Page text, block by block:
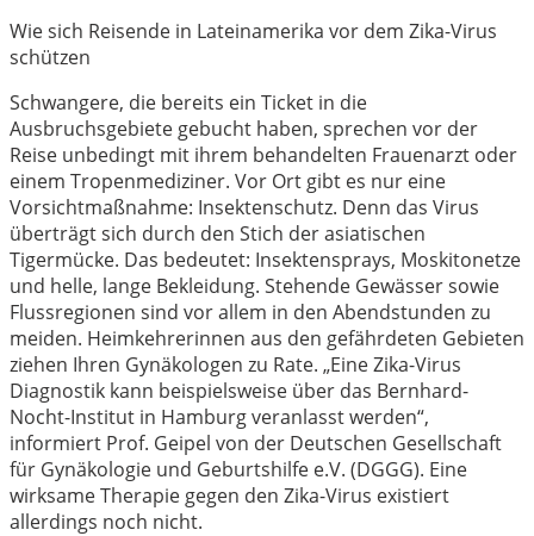
Wie sich Reisende in Lateinamerika vor dem Zika-Virus
schützen
Schwangere, die bereits ein Ticket in die
Ausbruchsgebiete gebucht haben, sprechen vor der
Reise unbedingt mit ihrem behandelten Frauenarzt oder
einem Tropenmediziner. Vor Ort gibt es nur eine
Vorsichtmaßnahme: Insektenschutz. Denn das Virus
überträgt sich durch den Stich der asiatischen
Tigermücke. Das bedeutet: Insektensprays, Moskitonetze
und helle, lange Bekleidung. Stehende Gewässer sowie
Flussregionen sind vor allem in den Abendstunden zu
meiden. Heimkehrerinnen aus den gefährdeten Gebieten
ziehen Ihren Gynäkologen zu Rate. „Eine Zika-Virus
Diagnostik kann beispielsweise über das Bernhard-
Nocht-Institut in Hamburg veranlasst werden“,
informiert Prof. Geipel von der Deutschen Gesellschaft
für Gynäkologie und Geburtshilfe e.V. (DGGG). Eine
wirksame Therapie gegen den Zika-Virus existiert
allerdings noch nicht.